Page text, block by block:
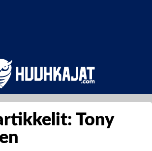
Tony